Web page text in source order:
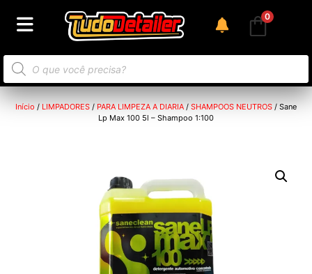
0
Início / LIMPADORES / PARA LIMPEZA A DIARIA / SHAMPOOS NEUTROS / Sane
Lp Max 100 5l – Shampoo 1:100